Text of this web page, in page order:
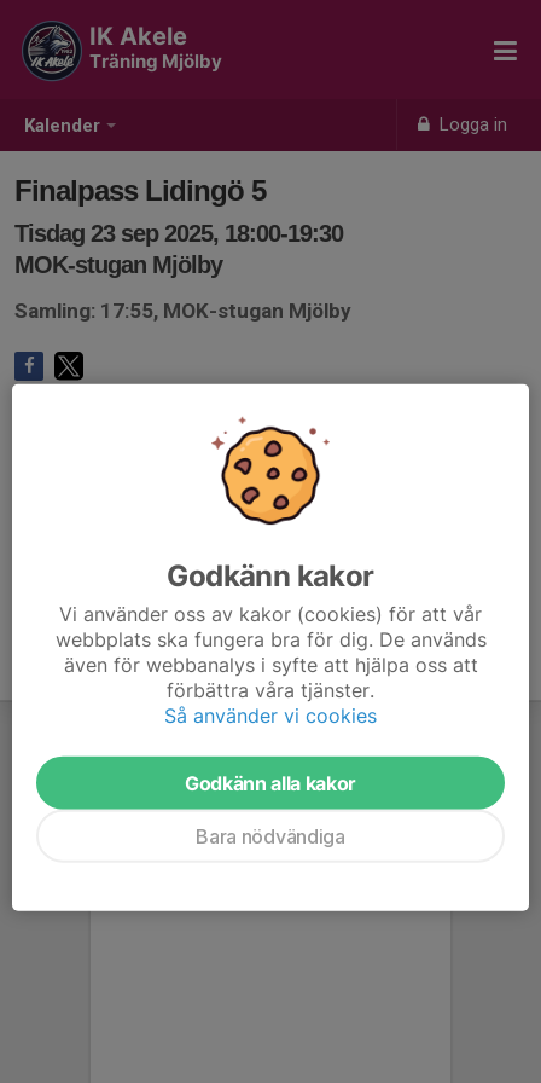
Kalender Logga in
IK Akele
Träning Mjölby
Finalpass Lidingö 5
Tisdag 23 sep 2025, 18:00-19:30
MOK-stugan Mjölby
Samling: 17:55, MOK-stugan Mjölby
Godkänn kakor
Vi använder oss av kakor (cookies) för att vår
webbplats ska fungera bra för dig. De används
även för webbanalys i syfte att hjälpa oss att
förbättra våra tjänster.
Så använder vi cookies
Godkänn alla kakor
Bara nödvändiga